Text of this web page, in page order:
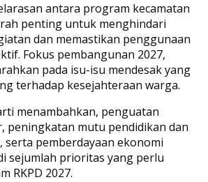
antara program kecamatan
penting untuk menghindari
dan memastikan penggunaan
Fokus pembangunan 2027,
pada isu-isu mendesak yang
terhadap kesejahteraan warga.
menambahkan, penguatan
peningkatan mutu pendidikan dan
serta pemberdayaan ekonomi
sejumlah prioritas yang perlu
RKPD 2027.